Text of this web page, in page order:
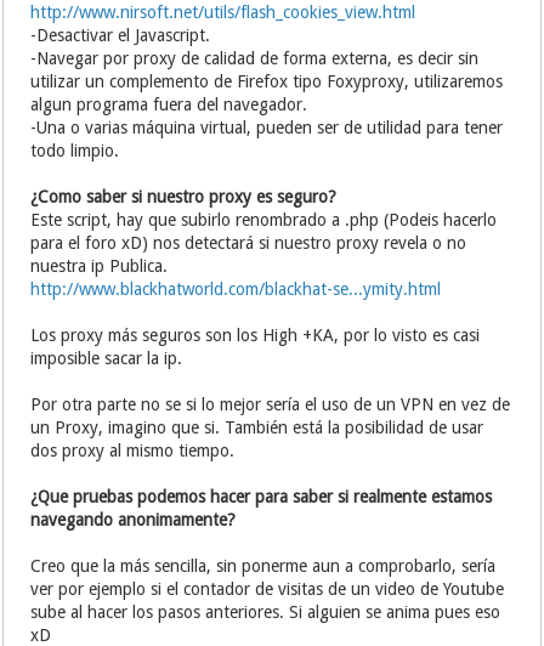
http://www.nirsoft.net/utils/flash_cookies_view.html
-Desactivar el Javascript.
-Navegar por proxy de calidad de forma externa, es decir sin
utilizar un complemento de Firefox tipo Foxyproxy, utilizaremos
algun programa fuera del navegador.
-Una o varias máquina virtual, pueden ser de utilidad para tener
todo limpio.
¿Como saber si nuestro proxy es seguro?
Este script, hay que subirlo renombrado a .php (Podeis hacerlo
para el foro xD) nos detectará si nuestro proxy revela o no
nuestra ip Publica.
http://www.blackhatworld.com/blackhat-se...ymity.html
Los proxy más seguros son los High +KA, por lo visto es casi
imposible sacar la ip.
Por otra parte no se si lo mejor sería el uso de un VPN en vez de
un Proxy, imagino que si. También está la posibilidad de usar
dos proxy al mismo tiempo.
¿Que pruebas podemos hacer para saber si realmente estamos
navegando anonimamente?
Creo que la más sencilla, sin ponerme aun a comprobarlo, sería
ver por ejemplo si el contador de visitas de un video de Youtube
sube al hacer los pasos anteriores. Si alguien se anima pues eso
xD